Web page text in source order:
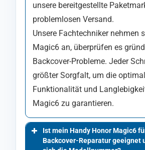
unsere bereitgestellte
problemlosen Versand.
Unsere Fachtechniker nehmen
Magic6 an, überprüfen es
Backcover-Probleme. Jeder
größter Sorgfalt, um die
Funktionalität und
Magic6 zu garantieren.
Ist mein Handy Honor Magic6
Backcover-Reparatur geeignet